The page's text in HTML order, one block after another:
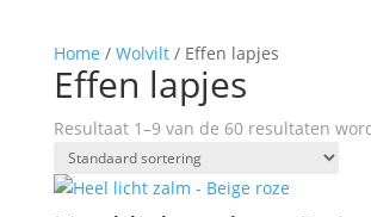
Home / Wolvilt/ Effen lapjes
Effen lapjes
Resultaat 1–9 van de 60 resultaten